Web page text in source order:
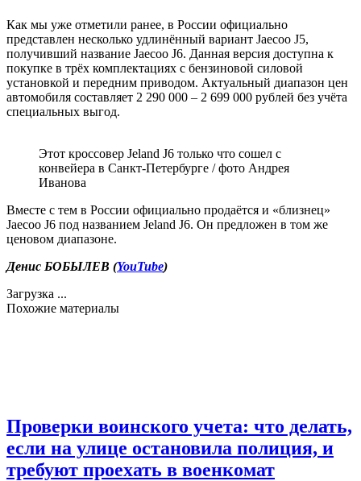
Как мы уже отметили ранее, в России официально
представлен несколько удлинённый вариант Jaecoo J5,
получивший название Jaecoo J6. Данная версия доступна к
покупке в трёх комплектациях с бензиновой силовой
установкой и передним приводом. Актуальный диапазон цен
автомобиля составляет 2 290 000 – 2 699 000 рублей без учёта
специальных выгод.
Этот кроссовер Jeland J6 только что сошел с
конвейера в Санкт-Петербурге / фото Андрея
Иванова
Вместе с тем в России официально продаётся и «близнец»
Jaecoo J6 под названием Jeland J6. Он предложен в том же
ценовом диапазоне.
Денис БОБЫЛЕВ (YouTube)
Загрузка ...
Похожие материалы
Проверки воинского учета: что делать,
если на улице остановила полиция, и
требуют проехать в военкомат